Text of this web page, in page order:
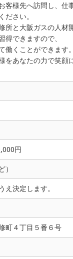
客様先へ訪問し、仕
ださい。
所と大阪ガスの人材
得できますので、
働くことができます。
をあなたの力で笑顔
円
決定します。
町４丁目５番６号